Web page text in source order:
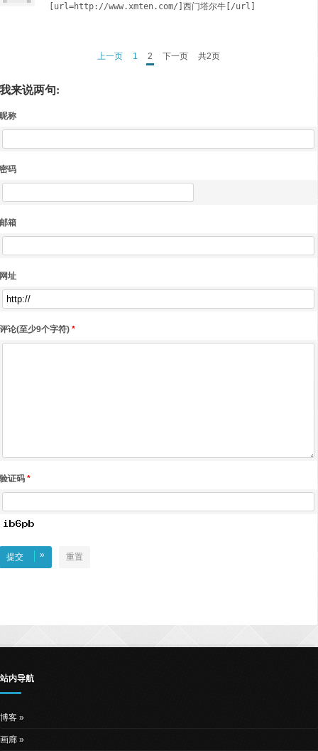
[url=http://www.xmten.com/]西门塔尔牛[/url]
上一页 1 2 下一页 共2页
我来说两句:
昵称
密码
邮箱
网址
评论(至少9个字符) *
验证码 *
提交 » 重置
站内导航
博客
画廊